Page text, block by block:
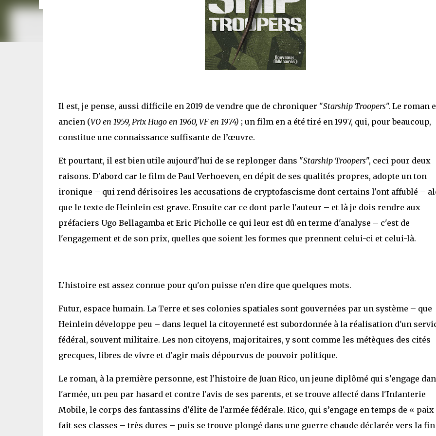
Il est, je pense, aussi difficile en 2019 de vendre que de chroniquer "Starship Troopers". Le roman
ancien (VO en 1959, Prix Hugo en 1960, VF en 1974) ; un film en a été tiré en 1997, qui, pour beaucoup,
constitue une connaissance suffisante de l’œuvre.
Et pourtant, il est bien utile aujourd'hui de se replonger dans "Starship Troopers", ceci pour deux
raisons. D'abord car le film de Paul Verhoeven, en dépit de ses qualités propres, adopte un ton
ironique – qui rend dérisoires les accusations de cryptofascisme dont certains l'ont affublé –
que le texte de Heinlein est grave. Ensuite car ce dont parle l'auteur – et là je dois rendre aux
préfaciers Ugo Bellagamba et Eric Picholle ce qui leur est dû en terme d'analyse – c'est de
l'engagement et de son prix, quelles que soient les formes que prennent celui-ci et celui-là.
L'histoire est assez connue pour qu'on puisse n'en dire que quelques mots.
Futur, espace humain. La Terre et ses colonies spatiales sont gouvernées par un système – que
Heinlein développe peu – dans lequel la citoyenneté est subordonnée à la réalisation d'un
fédéral, souvent militaire. Les non citoyens, majoritaires, y sont comme les métèques des cités
grecques, libres de vivre et d'agir mais dépourvus de pouvoir politique.
Le roman, à la première personne, est l'histoire de Juan Rico, un jeune diplômé qui s'engage
l'armée, un peu par hasard et contre l'avis de ses parents, et se trouve affecté dans l'Infanterie
Mobile, le corps des fantassins d'élite de l'armée fédérale. Rico, qui s’engage en temps de « paix
fait ses classes – très dures – puis se trouve plongé dans une guerre chaude déclarée vers la fin